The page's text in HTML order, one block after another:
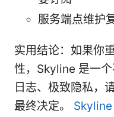
服务端点维护
实用结论：如果你
性，Skyline 是一
日志、极致隐私，
最终决定。 Skyline